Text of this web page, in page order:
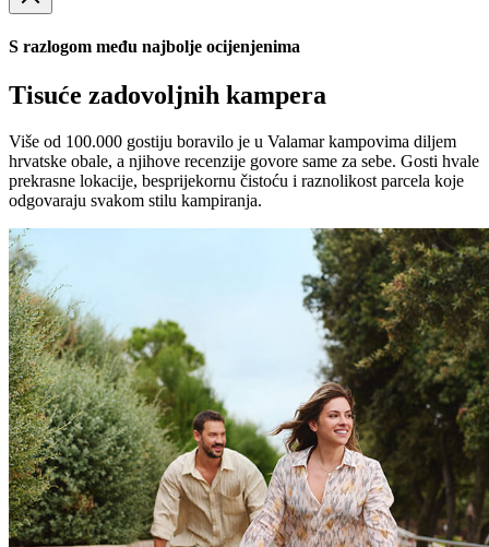
S razlogom među najbolje ocijenjenima
Tisuće zadovoljnih kampera
Više od 100.000 gostiju boravilo je u Valamar kampovima diljem
hrvatske obale, a njihove recenzije govore same za sebe. Gosti hvale
prekrasne lokacije, besprijekornu čistoću i raznolikost parcela koje
odgovaraju svakom stilu kampiranja.